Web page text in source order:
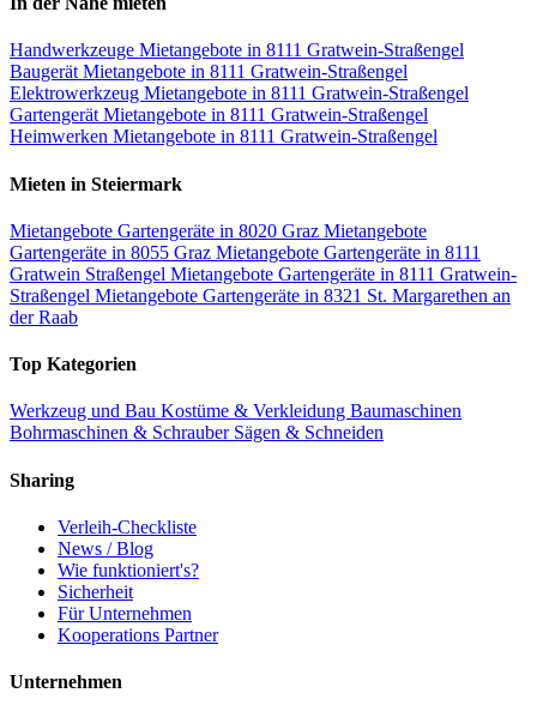
Handwerkzeuge Mietangebote in 8111 Gratwein-Straßengel
Baugerät Mietangebote in 8111 Gratwein-Straßengel
Elektrowerkzeug Mietangebote in 8111 Gratwein-Straßengel
Gartengerät Mietangebote in 8111 Gratwein-Straßengel
Heimwerken Mietangebote in 8111 Gratwein-Straßengel
Mieten in Steiermark
Mietangebote Gartengeräte in 8020 Graz Mietangebote
Gartengeräte in 8055 Graz Mietangebote Gartengeräte in 8111
Gratwein Straßengel Mietangebote Gartengeräte in 8111 Gratwein-
Straßengel Mietangebote Gartengeräte in 8321 St. Margarethen an
der Raab
Top Kategorien
Werkzeug und Bau Kostüme & Verkleidung Baumaschinen
Bohrmaschinen & Schrauber Sägen & Schneiden
Sharing
Verleih-Checkliste
News / Blog
Wie funktioniert's?
Sicherheit
Für Unternehmen
Kooperations Partner
Unternehmen